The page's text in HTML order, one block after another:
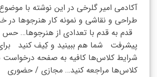
آکادمی امیر گلرخی در این نوشته با
طراحی و نقاشی و نمونه کار هنرجوها
قدم به قدم با تعدادی از هنرجوها… حس
پیشرفت شما هم ببینید و کِیف کنید
شرایط کلاس‌ها کافیه به صفحه
کلاس‌ها مراجعه کنید… مجازی / حضوری